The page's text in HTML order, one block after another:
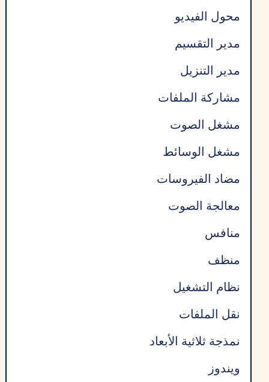
محول الفيديو
مدير التقسيم
مدير التنزيل
مشاركة الملفات
مشغل الصوت
مشغل الوسائط
مضاد الفيروسات
معالجة الصوت
منافس
منظف
نظام التشغيل
نقل الملفات
نمذجة ثلاثية الأبعاد
ويندوز